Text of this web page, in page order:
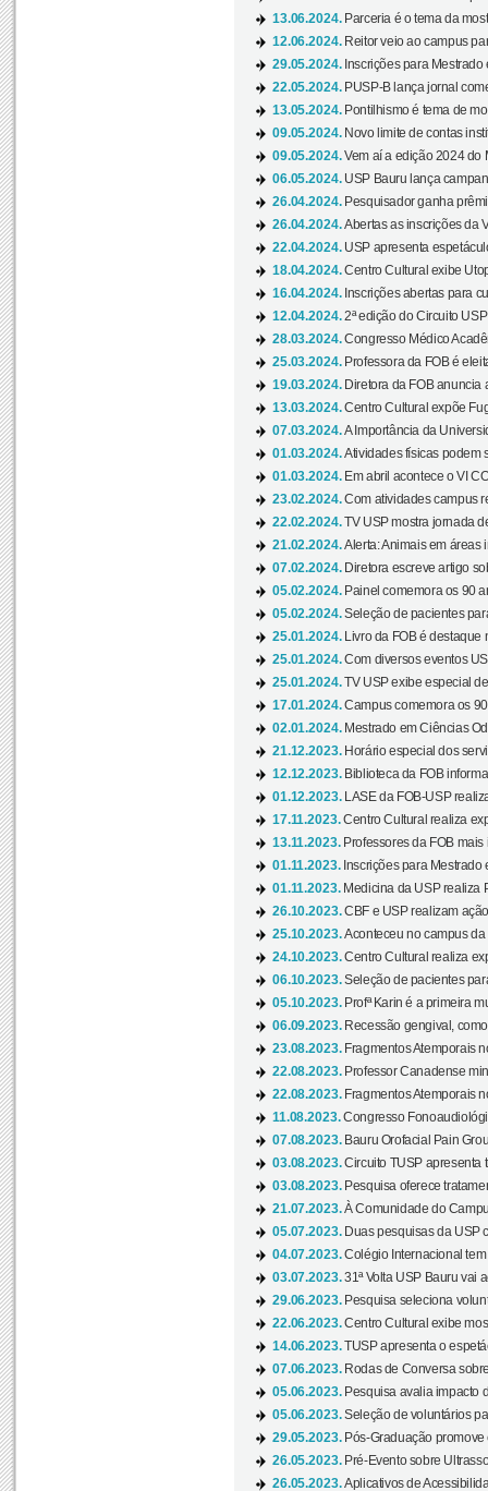
13.06.2024. Parceria é o tema da
12.06.2024. Reitor veio ao campus
29.05.2024. Inscrições para
22.05.2024. PUSP-B lança jornal
13.05.2024. Pontilhismo é tema de
09.05.2024. Novo limite de contas
09.05.2024.Vem aí a edição 2024 do
06.05.2024. USP Bauru lança
26.04.2024. Pesquisador ganha
26.04.2024.Abertas as inscrições da
22.04.2024. USP apresenta
18.04.2024.Centro Cultural exibe
16.04.2024. Inscrições abertas para
12.04.2024.2ª edição do Circuito
28.03.2024.Congresso Médico
25.03.2024. Professora da FOB é
19.03.2024. Diretora da FOB anuncia
13.03.2024.Centro Cultural expõe
07.03.2024.A Importância da
01.03.2024.Atividades físicas podem
01.03.2024. Em abril acontece o VI
23.02.2024.Com atividades campus
22.02.2024.TV USP mostra jornada
21.02.2024.Alerta: Animais em áreas
07.02.2024. Diretora escreve artigo
05.02.2024. Painel comemora os 90
05.02.2024.Seleção de pacientes
25.01.2024.
Livro da FOB é destaque
25.01.2024.Com diversos eventos
25.01.2024.TV USP exibe especial
17.01.2024.Campus comemora os
02.01.2024. Mestrado em Ciências
21.12.2023. Horário especial dos
12.12.2023. Biblioteca da FOB
01.12.2023.
LASE da FOB-USP
17.11.2023.Centro Cultural realiza
13.11.2023. Professores da FOB
01.11.2023. Inscrições para
01.11.2023. Medicina da USP realiza
26.10.2023.CBF e USP realizam
25.10.2023.Aconteceu no campus da
24.10.2023.Centro Cultural realiza
06.10.2023.Seleção de pacientes
05.10.2023. Profª Karin é a primeira
06.09.2023. Recessão gengival,
23.08.2023. Fragmentos Atemporais
22.08.2023. Professor Canadense
22.08.2023. Fragmentos Atemporais
11.08.2023.Congresso
07.08.2023. Bauru Orofacial Pain
03.08.2023.Circuito TUSP apresenta
03.08.2023. Pesquisa oferece
21.07.2023.À Comunidade do
05.07.2023. Duas pesquisas da USP
04.07.2023.Colégio Internacional
03.07.2023.31ª Volta USP Bauru vai
29.06.2023. Pesquisa seleciona
22.06.2023.Centro Cultural exibe
14.06.2023.TUSP apresenta o
07.06.2023. Rodas de Conversa
05.06.2023. Pesquisa avalia impacto
05.06.2023.Seleção de voluntários
29.05.2023. Pós-Graduação
26.05.2023. Pré-Evento sobre
26.05.2023.Aplicativos de